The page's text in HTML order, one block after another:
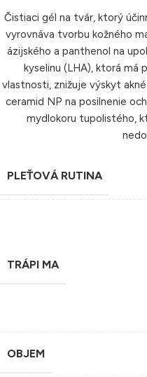
Čistiaci gél na tvár, ktorý
vyrovnáva tvorbu kožného
ázijského a panthenol na
kyselinu (LHA), ktorá má
vlastnosti, znižuje výskyt
ceramid NP na posilnenie
mydlokoru tupolistého,
PLEŤOVÁ RUTINA
TRÁPI MA
OBJEM